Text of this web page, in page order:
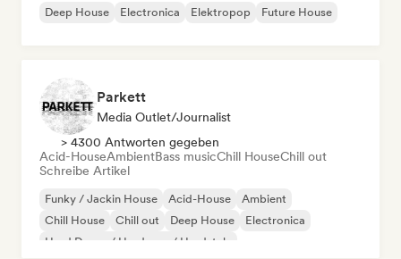
Deep House
Electronica Elektropop Future House
Parkett
Media Outlet/Journalist
> 4300 Antworten gegeben
Acid-HouseAmbientBass musicChill HouseChill out
Schreibe Artikel
Funky / Jackin House Acid-House
Ambient
Chill House
Chill out Deep House
Electronica
Hard Dance / Hardcore / Hardstyle